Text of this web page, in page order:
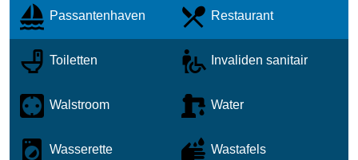
Passantenhaven Restaurant
Toiletten Invaliden sanitair
Walstroom Water
Wasserette Wastafels